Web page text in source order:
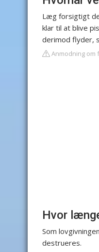
Læg forsigtigt
klar til at blive
derimod flyder,
Anmodning om
Hvor
Som
destrueres.